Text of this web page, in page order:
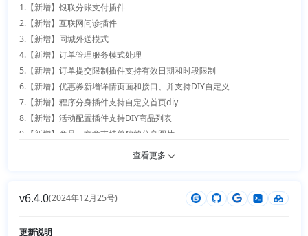
28.【优化】积分商城兑换优化、纯兑换积分不足禁止下单
29.【优化】主题切换插件优化
30.【优化】分享插件微信中分享错误修复
31.【优化】优惠券支持首页展示
32.【优化】多语言插件支持有道翻译
33.【优化】订单导出打印支持服务人员信息
34.【优化】分身支持独立配置底部菜单
35.【优化】钱包提现支持最新规则、数据支持excel导出
36.【优化】银联支付细节优化，通联支付提示优化，多商户管理中心新增
更新
13.【优化】客服api、新增token变量
14.【优化】应用商店导入插件优化
15.【优化】博客，问答 diy自定义新增用户信息和商品
16.【优化】系统安装数据库提示优化
17.【优化】后台手机端首页diy新增快捷管理
18.【优化】浏览器图标支持后台修改
19.【优化】新增聚合小程序订单地址和详情地址
21.【优化】签到，秒杀，会员等级插件手机端图片自定义
24.【优化】h5预览地址优化
1.【新增】银联分账支付插件
2.【新增】互联网问诊插件
3.【新增】同城外送模式
4.【新增】订单管理服务模式处理
5.【新增】订单提交限制插件支持有效日期和时段限制
6.【新增】优惠券新增详情页面和接口、并支持DIY自定义
7.【新增】程序分身插件支持自定义首页diy
8.【新增】活动配置插件支持DIY商品列表
9.【新增】商品、文章支持单独的分享图片
10.【新增】DIY新增数据选项卡、支持数据复制
12.【优化】DIY选项卡固定优化
14.【优化】商品页猜你喜欢增加开关
查看更多
v6.4.0(2024年12月25号)
更新说明